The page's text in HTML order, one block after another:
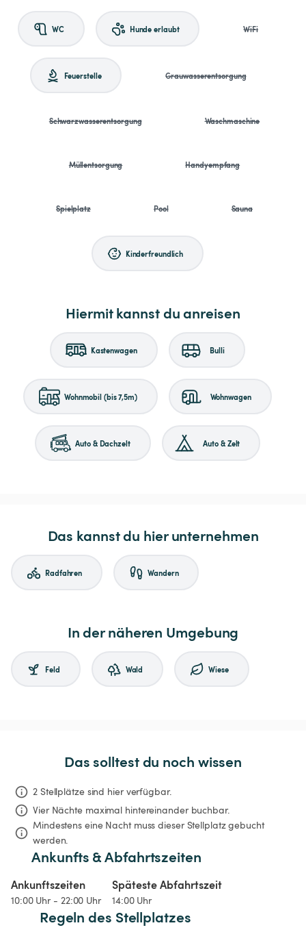
WC Hunde erlaubt WiFi
Feuerstelle Grauwasserentsorgung
Schwarzwasserentsorgung Waschmaschine
Müllentsorgung Handyempfang
Spielplatz Pool Sauna
Kinderfreundlich
Hiermit kannst du anreisen
Kastenwagen Bulli
Wohnmobil (bis 7,5m) Wohnwagen
Auto & Dachzelt Auto & Zelt
Das kannst du hier unternehmen
Radfahren Wandern
In der näheren Umgebung
Feld Wald Wiese
Das solltest du noch wissen
2 Stellplätze sind hier verfügbar.
Vier Nächte maximal hintereinander buchbar.
Mindestens eine Nacht muss dieser Stellplatz gebucht
werden.
Ankunfts & Abfahrtszeiten
Ankunftszeiten
10:00 Uhr - 22:00 Uhr
Späteste Abfahrtszeit
14:00 Uhr
Regeln des Stellplatzes